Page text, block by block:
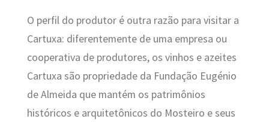
O perfil do produtor é outra razão para visitar a
Cartuxa: diferentemente de uma empresa ou
cooperativa de produtores, os vinhos e azeites
Cartuxa são propriedade da Fundação Eugénio
de Almeida que mantém os patrimônios
históricos e arquitetônicos do Mosteiro e seus